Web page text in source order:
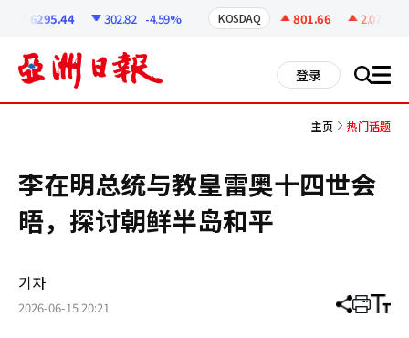
6295.44 302.82 -4.59% KOSDAQ 801.66 2.07
登录 搜 all
主页 热门话题
李在明总统与教皇雷奥十四世会
晤，探讨朝鲜半岛和平
기자
2026-06-15 20:21 分 打 调